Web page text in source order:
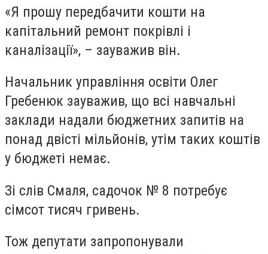
«Я прошу передбачити кошти на
капітальний ремонт покрівлі і
каналізації», – зауважив він.
Начальник управління освіти Олег
Гребенюк зауважив, що всі навчальні
заклади надали бюджетних запитів на
понад двісті мільйонів, утім таких коштів
у бюджеті немає.
Зі слів Смаля, садочок № 8 потребує
сімсот тисяч гривень.
Тож депутати запропонували